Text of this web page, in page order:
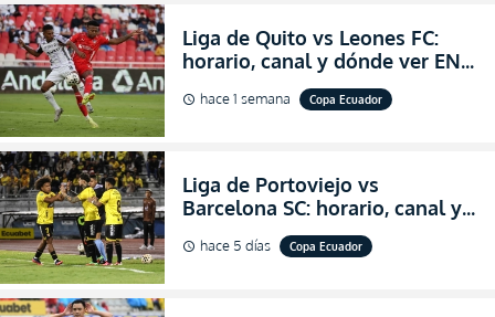
Liga de Quito vs Leones FC:
horario, canal y dónde ver EN
VIVO los octavos de final de la
Copa Ecuador 2026
schedule hace 1 semana Copa Ecuador
Liga de Portoviejo vs
Barcelona SC: horario, canal y
dónde ver EN VIVO los octavos
de final de la Copa Ecuador
schedule hace 5 días Copa Ecuador